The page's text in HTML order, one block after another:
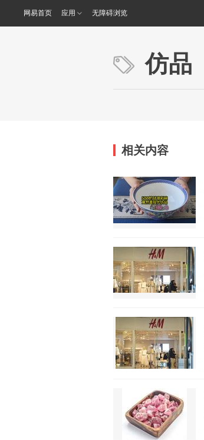
网易首页 应用 无障碍浏览
仿品
相关内容